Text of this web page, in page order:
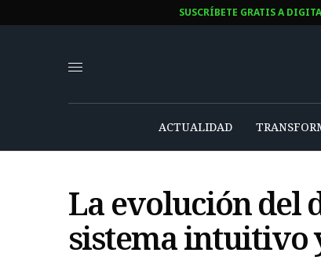
SUSCRÍBETE GRATIS A
ACTUALIDAD
La evolución del
sistema intuitivo